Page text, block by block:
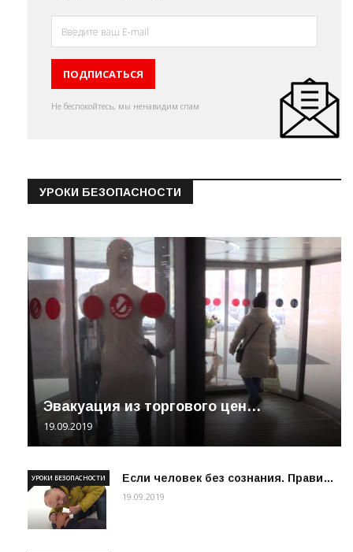
Не беспокойтесь, мы ненавидим спам
УРОКИ БЕЗОПАСНОСТИ
Эвакуация из торгового цен…
19.09.2019
Если человек без сознания. Прави…
УРОКИ БЕЗОПАСНОСТИ
19.09.2019